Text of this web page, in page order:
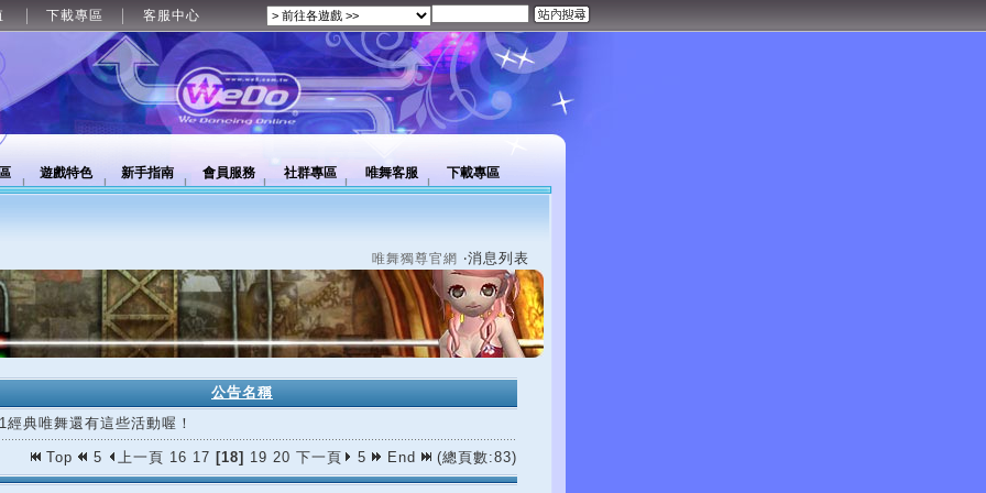
下載專區 客服中心
遊戲特色 新手指南 會員服務 社群專區 唯舞客服 下載專區
唯舞獨尊官網 ‧消息列表
公告名稱
經典唯舞還有這些活動喔！
Top 5 上一頁 16 17 [18] 19 20 下一頁 5 End (總頁數:83)